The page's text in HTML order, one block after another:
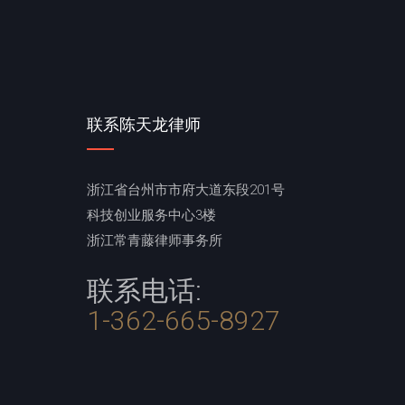
联系陈天龙律师
浙江省台州市市府大道东段201号
科技创业服务中心3楼
浙江常青藤律师事务所
联系电话:
1-362-665-8927